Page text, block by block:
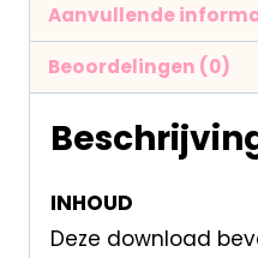
Aanvullende
Beoordelingen (0)
INHOUD
Deze download